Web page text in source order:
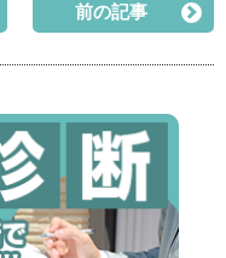
前の記事